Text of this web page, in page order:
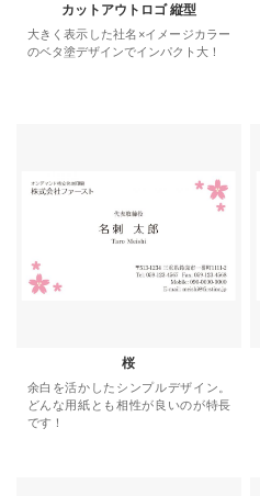
カットアウトロゴ 縦型
大きく表示した社名×イメージカラー
のベタ塗デザインでインパクト大！
桜
余白を活かしたシンプルデザイン。
どんな用紙とも相性が良いのが特長
です！